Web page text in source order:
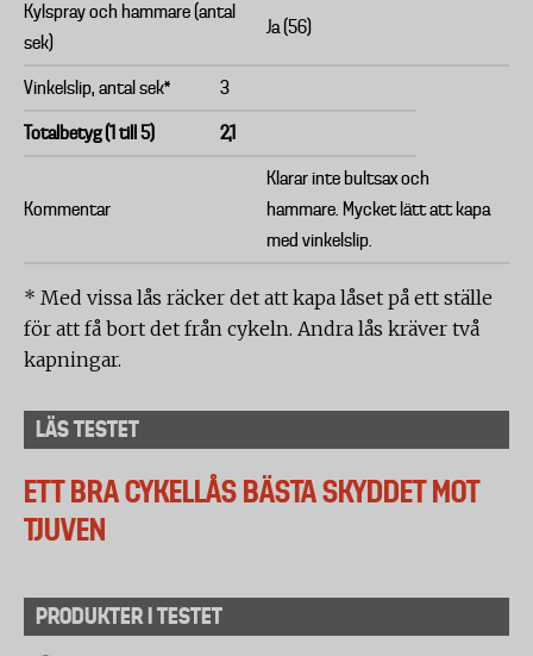
Kylspray och hammare (antal
sek)
Ja (56)
Vinkelslip, antal sek* 3
Totalbetyg (1 till 5) 2,1
Kommentar
Klarar inte bultsax och
hammare. Mycket lätt att kapa
med vinkelslip.
* Med vissa lås räcker det att kapa låset på ett ställe
för att få bort det från cykeln. Andra lås kräver två
kapningar.
LÄS TESTET
ETT BRA CYKELLÅS BÄSTA SKYDDET MOT
TJUVEN
PRODUKTER I TESTET